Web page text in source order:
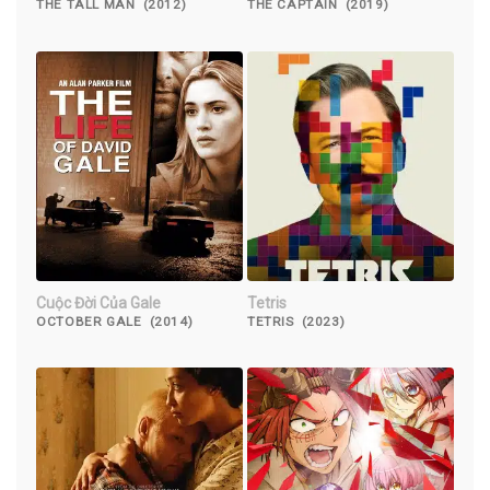
THE TALL MAN (2012) THE CAPTAIN (2019)
Cuộc Đời Của Gale
OCTOBER GALE (2014)
Tetris
TETRIS (2023)